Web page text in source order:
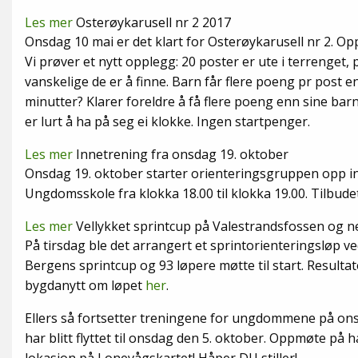
Les merOsterøykarusell nr 2 2017
Onsdag 10 mai er det klart for Osterøykarusell nr 2.
Vi prøver et nytt opplegg: 20 poster er ute i
vanskelige de er å finne. Barn får flere poeng pr post
minutter? Klarer foreldre å få flere poeng enn sine
er lurt å ha på seg ei klokke. Ingen startpenger.
Les mer Innetrening fra onsdag 19. oktober
Onsdag 19. oktober starter orienteringsgruppen opp
Ungdomsskole fra klokka 18.00 til klokka 19.00.
Les merVellykket sprintcup på Valestrandsfossen og
På tirsdag ble det arrangert et sprintorienteringsløp
Bergens sprintcup og 93 løpere møtte til start.
bygdanytt om løpet her.
Ellers så fortsetter treningene for ungdommene på
har blitt flyttet til onsdag den 5. oktober. Oppmøte på